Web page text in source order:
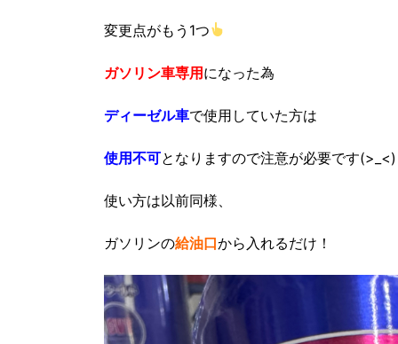
変更点がもう1つ
ガソリン車専用になった為
ディーゼル車で使用していた方は
使用不可となりますので注意が必要です(>_<)
使い方は以前同様、
ガソリンの給油口から入れるだけ！